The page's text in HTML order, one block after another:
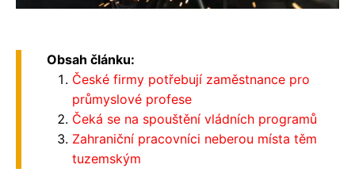
Obsah článku:
České firmy potřebují zaměstnance pro
průmyslové profese
Čeká se na spouštění vládních programů
Zahraniční pracovníci neberou místa těm
tuzemským